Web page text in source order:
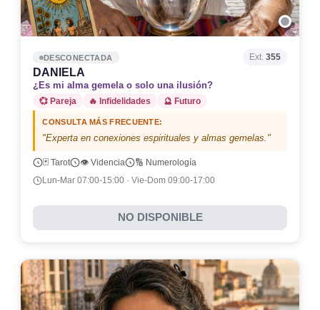
DESCONECTADA
DANIELA
¿Es mi alma gemela o solo una ilusión?
Ext. 355
💞 Pareja 🔥 Infidelidades 🔮 Futuro
CONSULTA MÁS FRECUENTE:
"Experta en conexiones espirituales y almas gemelas."
🃏 Tarot 👁️ Videncia
🔢 Numerología
Lun-Mar 07:00-15:00 · Vie-Dom 09:00-17:00
NO DISPONIBLE